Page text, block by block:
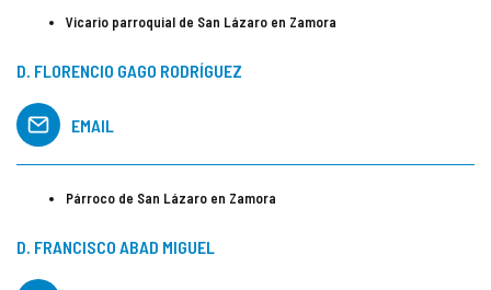
Vicario parroquial de San Lázaro en Zamora
D. FLORENCIO GAGO RODRÍGUEZ
EMAIL
Párroco de San Lázaro en Zamora
D. FRANCISCO ABAD MIGUEL